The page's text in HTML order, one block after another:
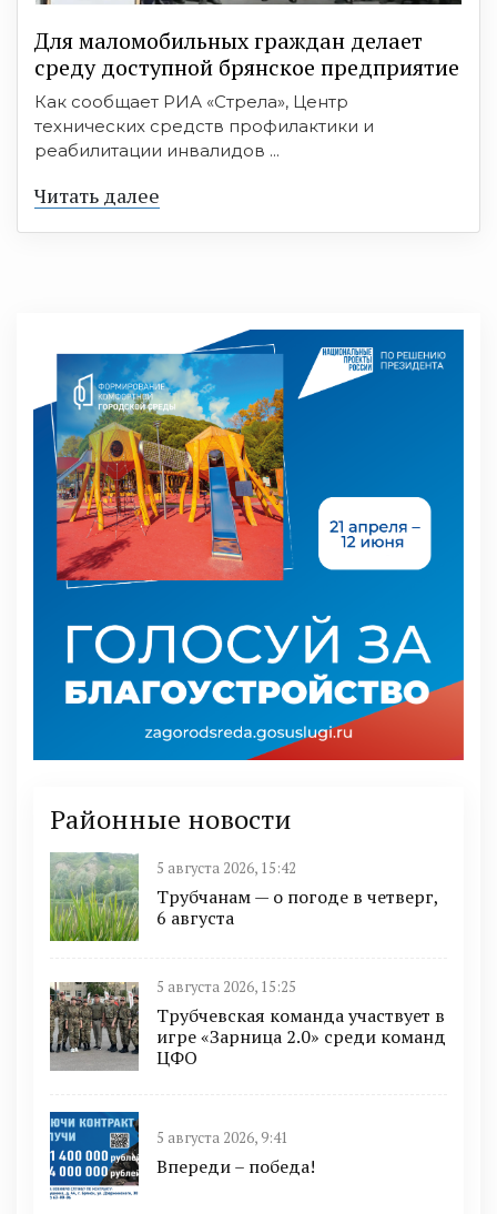
Для маломобильных граждан делает
среду доступной брянское предприятие
Как сообщает РИА «Стрела», Центр
технических средств профилактики и
реабилитации инвалидов ...
Читать далее
Районные новости
5 августа 2026, 15:42
Трубчанам — о погоде в четверг,
6 августа
5 августа 2026, 15:25
Трубчевская команда участвует в
игре «Зарница 2.0» среди команд
ЦФО
5 августа 2026, 9:41
Впереди – победа!